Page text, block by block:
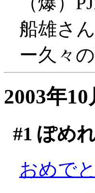
船雄さ
ー久々
2003年
#1 ぽめ
おめで